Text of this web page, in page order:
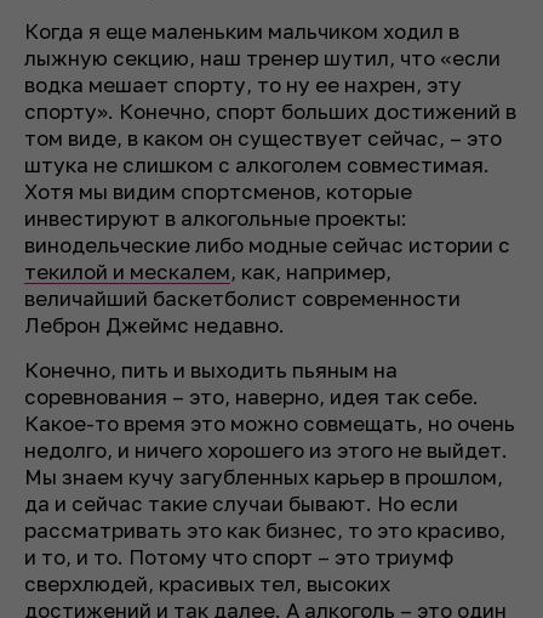
Когда я еще маленьким мальчиком ходил в
лыжную секцию, наш тренер шутил, что «если
водка мешает спорту, то ну ее нахрен, эту
спорту». Конечно, спорт больших достижений в
том виде, в каком он существует сейчас, – это
штука не слишком с алкоголем совместимая.
Хотя мы видим спортсменов, которые
инвестируют в алкогольные проекты:
винодельческие либо модные сейчас истории с
текилой и мескалем, как, например,
величайший баскетболист современности
Леброн Джеймс недавно.
Конечно, пить и выходить пьяным на
соревнования – это, наверно, идея так себе.
Какое-то время это можно совмещать, но очень
недолго, и ничего хорошего из этого не выйдет.
Мы знаем кучу загубленных карьер в прошлом,
да и сейчас такие случаи бывают. Но если
рассматривать это как бизнес, то это красиво,
и то, и то. Потому что спорт – это триумф
сверхлюдей, красивых тел, высоких
достижений и так далее. А алкоголь – это один